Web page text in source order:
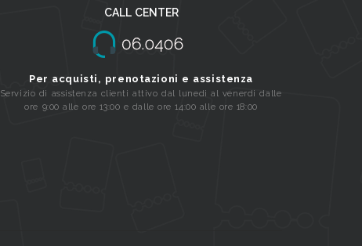
CALL CENTER
Per acquisti, prenotazioni e assistenza
Servizio di assistenza clienti attivo dal lunedi al venerdi dalle
ore 9:00 alle ore 13:00 e dalle ore 14:00 alle ore 18:00